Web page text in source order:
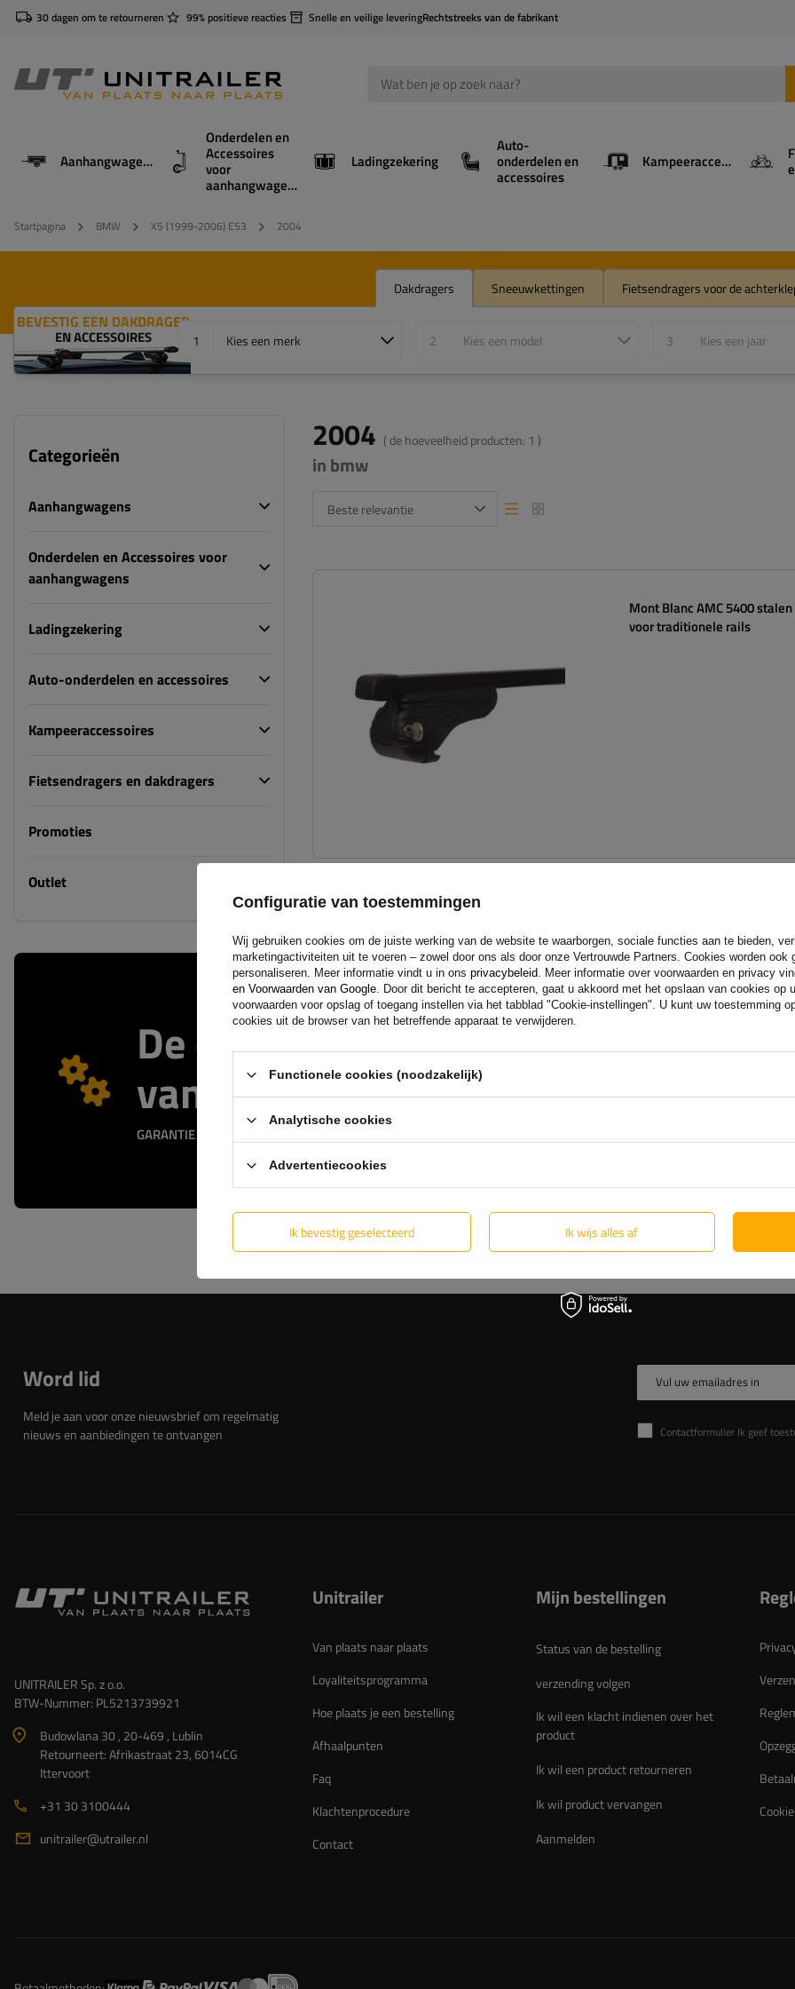
30 dagen om te retourneren 99% positieve reacties Snelle en veilige leveringRechtstreeks van de fabrikant
Aanhangwagens
Onderdelen en
Accessoires
voor
aanhangwagens
Ladingzekering
Auto-
onderdelen en
accessoires
Kampeeraccessoires
Startpagina BMW X5 (1999-2006) E53 2004
Dakdragers Sneeuwkettingen Fietsendragers voor de
BEVESTIG EEN DAKDRAGER
EN ACCESSOIRES 1 Kies een merk 2 Kies een model 3 Kies een jaar
Categorieën
Aanhangwagens
Onderdelen en Accessoires voor
aanhangwagens
Ladingzekering
Auto-onderdelen en accessoires
Kampeeraccessoires
Fietsendragers en dakdragers
Promoties
Outlet
2004 ( de hoeveelheid producten: 1 )
in bmw
Beste relevantie Lijstweergave
Lijstweergave
Mont Blanc AMC 5400
voor traditionele rails
De officiële webshop
van de fabrikant
GARANTIE OP KWALITEIT EN AUTHENTICITEIT
Als u bijUNITRAILERkoopt,
bent er 100% zeker van dat
Wij ontwerpen en bouwen onze
technische ondersteuning en
voor beproefde oplossingen van
Lees meer over ons
Word lid
Meld je aan voor onze nieuwsbrief om regelmatig
nieuws en aanbiedingen te ontvangen
Vul uw emailadres in
Contactformulier Ik geef toestemming voor de
UNITRAILER Sp. z o.o.
BTW-Nummer: PL5213739921
Budowlana 30 , 20-469 , Lublin
Retourneert: Afrikastraat 23, 6014CG
Ittervoort
+31 30 3100444
unitrailer@utrailer.nl
Unitrailer
Van plaats naar plaats
Loyaliteitsprogramma
Hoe plaats je een bestelling
Afhaalpunten
Faq
Klachtenprocedure
Contact
Mijn bestellingen
Status van de bestelling
verzending volgen
Ik wil een klacht indienen over het
product
Ik wil een product retourneren
Ik wil product vervangen
Aanmelden
Configuratie van toestemmingen
Wij gebruiken cookies om de juiste werking van de website te waarborgen, sociale functies aan te bieden,
marketingactiviteiten uit te voeren – zowel door ons als door onze Vertrouwde Partners. Cookies worden ook
personaliseren. Meer informatie vindt u in ons privacybeleid. Meer informatie over voorwaarden en privacy
en Voorwaarden van Google. Door dit bericht te accepteren, gaat u akkoord met het opslaan van cookies op
voorwaarden voor opslag of toegang instellen via het tabblad "Cookie-instellingen". U kunt uw toestemming
cookies uit de browser van het betreffende apparaat te verwijderen.
Functionele cookies (noodzakelijk)
Analytische cookies
Advertentiecookies
Ik bevestig geselecteerd Ik wijs alles af